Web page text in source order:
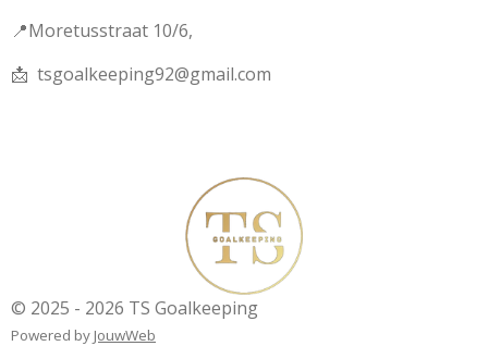
📍Moretusstraat 10/6,
📩 tsgoalkeeping92@gmail.com
© 2025 - 2026 TS Goalkeeping
Powered by JouwWeb